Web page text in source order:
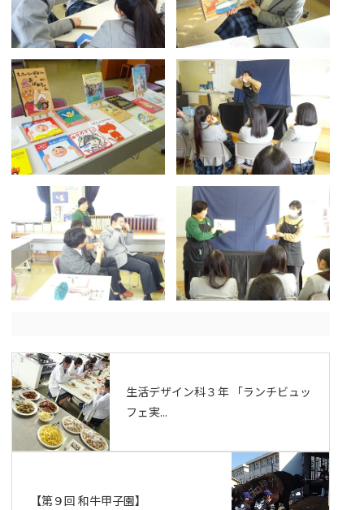
生活デザイン科３年 「ランチビュッ
フェ実...
【第９回 和牛甲子園】